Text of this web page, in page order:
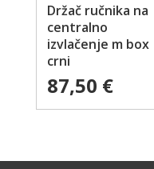
Držač ručnika na
centralno
izvlačenje m box
crni
87,50 €